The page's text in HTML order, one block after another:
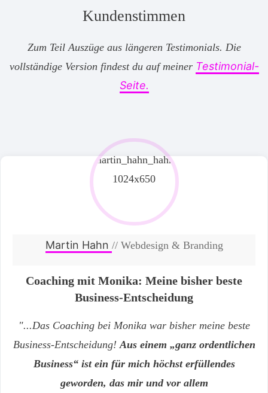
Kundenstimmen
Zum Teil Auszüge aus längeren Testimonials. Die
vollständige Version findest du auf meiner Testimonial-
Seite.
Martin Hahn // Webdesign & Branding
Coaching mit Monika: Meine bisher beste
Business-Entscheidung
"...Das Coaching bei Monika war bisher meine beste
Business-Entscheidung!Aus einem „ganz ordentlichen
Business“ ist ein für mich höchst erfüllendes
geworden, das mir und vor allem